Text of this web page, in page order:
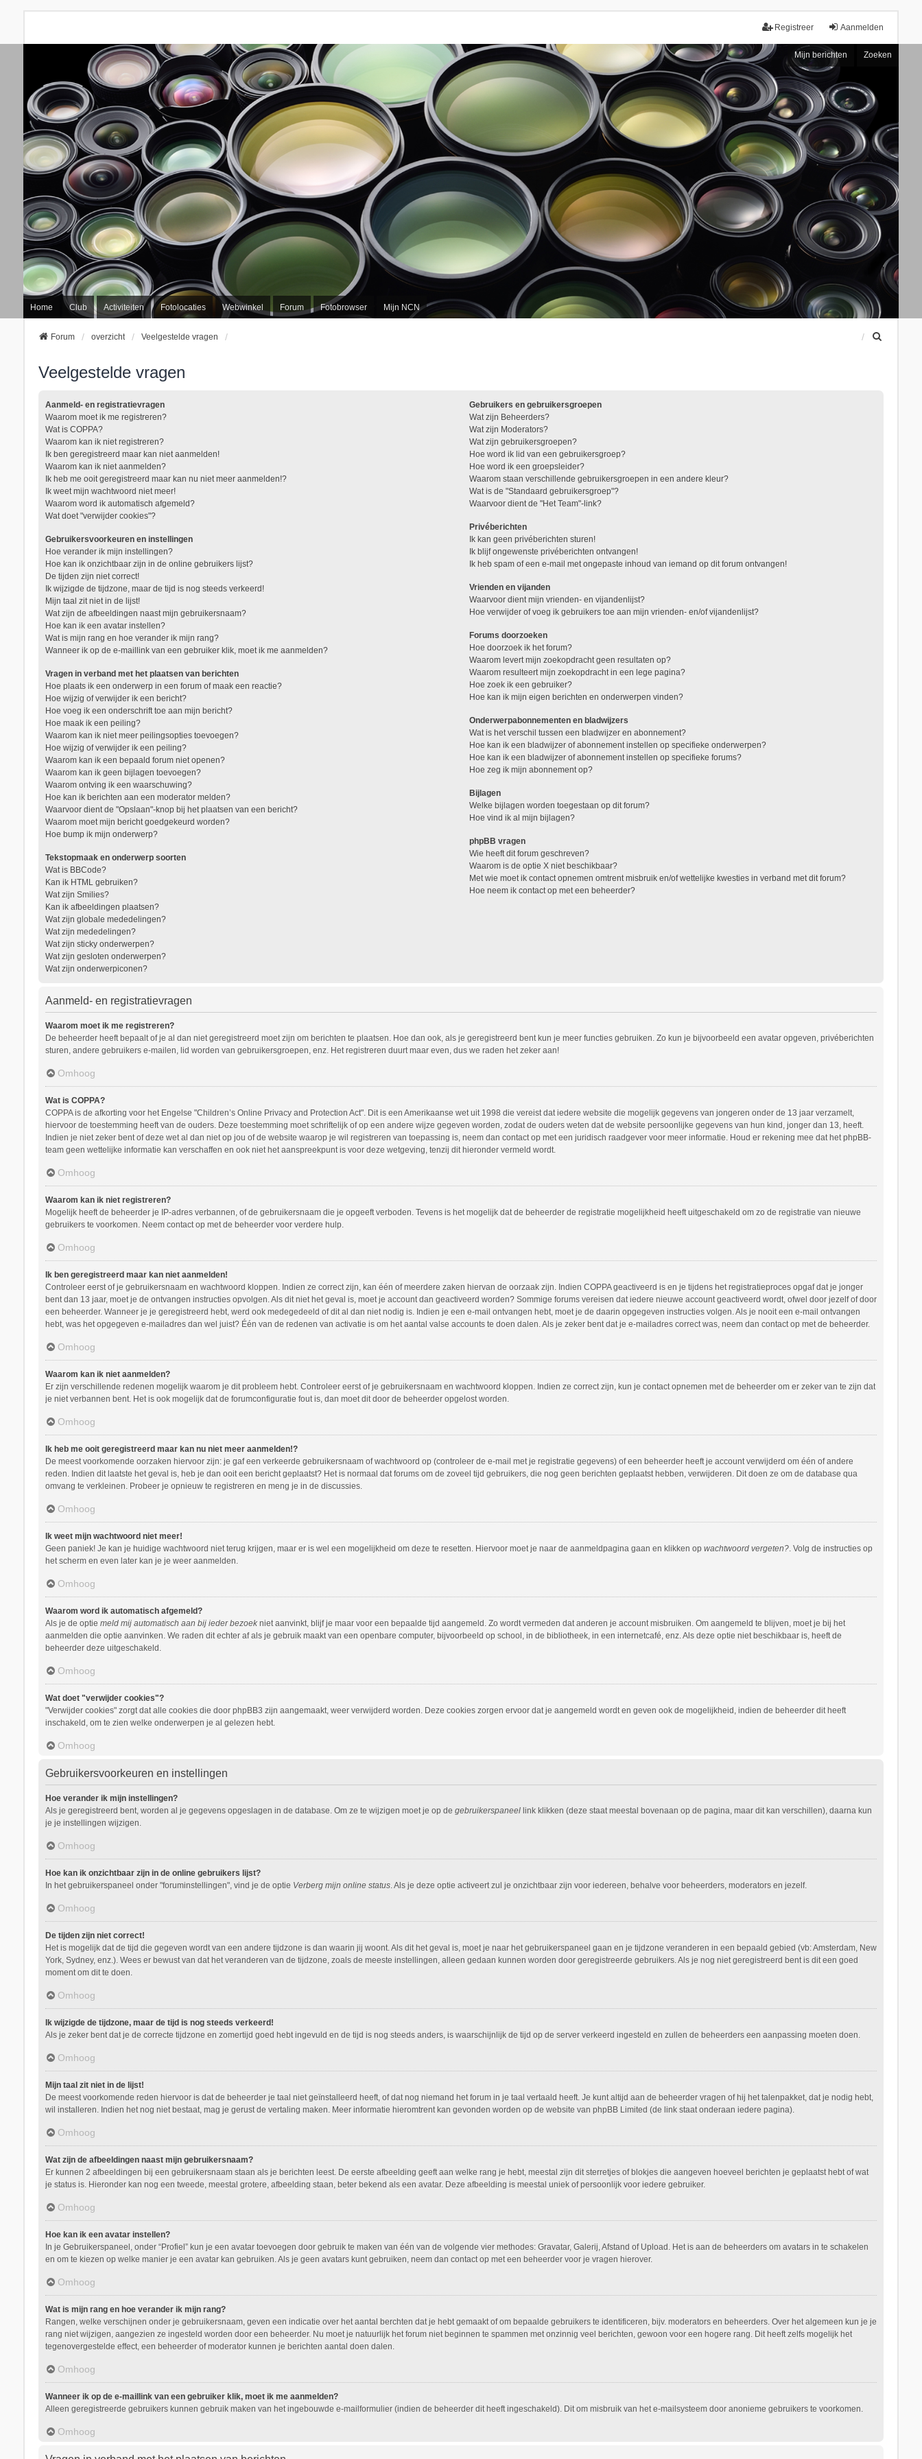
Aanmelden
Registreer
Mijn berichten Zoeken
Home Club Activiteiten Fotolocaties Webwinkel Forum Fotobrowser Mijn NCN
Forum overzicht Veelgestelde vragen
Veelgestelde vragen
Aanmeld- en registratievragen
Waarom moet ik me registreren?
Wat is COPPA?
Waarom kan ik niet registreren?
Ik ben geregistreerd maar kan niet aanmelden!
Waarom kan ik niet aanmelden?
Ik heb me ooit geregistreerd maar kan nu niet meer aanmelden!?
Ik weet mijn wachtwoord niet meer!
Waarom word ik automatisch afgemeld?
Wat doet "verwijder cookies"?
Gebruikersvoorkeuren en instellingen
Hoe verander ik mijn instellingen?
Hoe kan ik onzichtbaar zijn in de online gebruikers lijst?
De tijden zijn niet correct!
Ik wijzigde de tijdzone, maar de tijd is nog steeds verkeerd!
Mijn taal zit niet in de lijst!
Wat zijn de afbeeldingen naast mijn gebruikersnaam?
Hoe kan ik een avatar instellen?
Wat is mijn rang en hoe verander ik mijn rang?
Wanneer ik op de e-maillink van een gebruiker klik, moet ik me aanmelden?
Vragen in verband met het plaatsen van berichten
Hoe plaats ik een onderwerp in een forum of maak een reactie?
Hoe wijzig of verwijder ik een bericht?
Hoe voeg ik een onderschrift toe aan mijn bericht?
Hoe maak ik een peiling?
Waarom kan ik niet meer peilingsopties toevoegen?
Hoe wijzig of verwijder ik een peiling?
Waarom kan ik een bepaald forum niet openen?
Waarom kan ik geen bijlagen toevoegen?
Waarom ontving ik een waarschuwing?
Hoe kan ik berichten aan een moderator melden?
Waarvoor dient de "Opslaan"-knop bij het plaatsen van een bericht?
Waarom moet mijn bericht goedgekeurd worden?
Hoe bump ik mijn onderwerp?
Tekstopmaak en onderwerp soorten
Wat is BBCode?
Kan ik HTML gebruiken?
Wat zijn Smilies?
Kan ik afbeeldingen plaatsen?
Wat zijn globale mededelingen?
Wat zijn mededelingen?
Wat zijn sticky onderwerpen?
Wat zijn gesloten onderwerpen?
Wat zijn onderwerpiconen?
Gebruikers en gebruikersgroepen
Wat zijn Beheerders?
Wat zijn Moderators?
Wat zijn gebruikersgroepen?
Hoe word ik lid van een gebruikersgroep?
Hoe word ik een groepsleider?
Waarom staan verschillende gebruikersgroepen in een andere kleur?
Wat is de "Standaard gebruikersgroep"?
Waarvoor dient de "Het Team"-link?
Privéberichten
Ik kan geen privéberichten sturen!
Ik blijf ongewenste privéberichten ontvangen!
Ik heb spam of een e-mail met ongepaste inhoud van iemand op dit forum ontvangen!
Vrienden en vijanden
Waarvoor dient mijn vrienden- en vijandenlijst?
Hoe verwijder of voeg ik gebruikers toe aan mijn vrienden- en/of vijandenlijst?
Forums doorzoeken
Hoe doorzoek ik het forum?
Waarom levert mijn zoekopdracht geen resultaten op?
Waarom resulteert mijn zoekopdracht in een lege pagina?
Hoe zoek ik een gebruiker?
Hoe kan ik mijn eigen berichten en onderwerpen vinden?
Onderwerpabonnementen en bladwijzers
Wat is het verschil tussen een bladwijzer en abonnement?
Hoe kan ik een bladwijzer of abonnement instellen op specifieke onderwerpen?
Hoe kan ik een bladwijzer of abonnement instellen op specifieke forums?
Hoe zeg ik mijn abonnement op?
Bijlagen
Welke bijlagen worden toegestaan op dit forum?
Hoe vind ik al mijn bijlagen?
phpBB vragen
Wie heeft dit forum geschreven?
Waarom is de optie X niet beschikbaar?
Met wie moet ik contact opnemen omtrent misbruik en/of wettelijke kwesties in verband met dit forum?
Hoe neem ik contact op met een beheerder?
Aanmeld- en registratievragen
Waarom moet ik me registreren?
De beheerder heeft bepaalt of je al dan niet geregistreerd moet zijn om berichten te plaatsen. Hoe dan ook, als je geregistreerd bent kun je meer functies gebruiken. Zo kun je bijvoorbeeld een avatar opgeven, privéberichten
sturen, andere gebruikers e-mailen, lid worden van gebruikersgroepen, enz. Het registreren duurt maar even, dus we raden het zeker aan!
Omhoog
Wat is COPPA?
COPPA is de afkorting voor het Engelse "Children’s Online Privacy and Protection Act". Dit is een Amerikaanse wet uit 1998 die vereist dat iedere website die mogelijk gegevens van jongeren onder de 13 jaar verzamelt,
hiervoor de toestemming heeft van de ouders. Deze toestemming moet schriftelijk of op een andere wijze gegeven worden, zodat de ouders weten dat de website persoonlijke gegevens van hun kind, jonger dan 13, heeft.
Indien je niet zeker bent of deze wet al dan niet op jou of de website waarop je wil registreren van toepassing is, neem dan contact op met een juridisch raadgever voor meer informatie. Houd er rekening mee dat het phpBB-
team geen wettelijke informatie kan verschaffen en ook niet het aanspreekpunt is voor deze wetgeving, tenzij dit hieronder vermeld wordt.
Omhoog
Waarom kan ik niet registreren?
Mogelijk heeft de beheerder je IP-adres verbannen, of de gebruikersnaam die je opgeeft verboden. Tevens is het mogelijk dat de beheerder de registratie mogelijkheid heeft uitgeschakeld om zo de registratie van nieuwe
gebruikers te voorkomen. Neem contact op met de beheerder voor verdere hulp.
Omhoog
Ik ben geregistreerd maar kan niet aanmelden!
Controleer eerst of je gebruikersnaam en wachtwoord kloppen. Indien ze correct zijn, kan één of meerdere zaken hiervan de oorzaak zijn. Indien COPPA geactiveerd is en je tijdens het registratieproces opgaf dat je jonger
bent dan 13 jaar, moet je de ontvangen instructies opvolgen. Als dit niet het geval is, moet je account dan geactiveerd worden? Sommige forums vereisen dat iedere nieuwe account geactiveerd wordt, ofwel door jezelf of door
een beheerder. Wanneer je je geregistreerd hebt, werd ook medegedeeld of dit al dan niet nodig is. Indien je een e-mail ontvangen hebt, moet je de daarin opgegeven instructies volgen. Als je nooit een e-mail ontvangen
hebt, was het opgegeven e-mailadres dan wel juist? Één van de redenen van activatie is om het aantal valse accounts te doen dalen. Als je zeker bent dat je e-mailadres correct was, neem dan contact op met de beheerder.
Omhoog
Waarom kan ik niet aanmelden?
Er zijn verschillende redenen mogelijk waarom je dit probleem hebt. Controleer eerst of je gebruikersnaam en wachtwoord kloppen. Indien ze correct zijn, kun je contact opnemen met de beheerder om er zeker van te zijn dat
je niet verbannen bent. Het is ook mogelijk dat de forumconfiguratie fout is, dan moet dit door de beheerder opgelost worden.
Omhoog
Ik heb me ooit geregistreerd maar kan nu niet meer aanmelden!?
De meest voorkomende oorzaken hiervoor zijn: je gaf een verkeerde gebruikersnaam of wachtwoord op (controleer de e-mail met je registratie gegevens) of een beheerder heeft je account verwijderd om één of andere
reden. Indien dit laatste het geval is, heb je dan ooit een bericht geplaatst? Het is normaal dat forums om de zoveel tijd gebruikers, die nog geen berichten geplaatst hebben, verwijderen. Dit doen ze om de database qua
omvang te verkleinen. Probeer je opnieuw te registreren en meng je in de discussies.
Omhoog
Ik weet mijn wachtwoord niet meer!
Geen paniek! Je kan je huidige wachtwoord niet terug krijgen, maar er is wel een mogelijkheid om deze te resetten. Hiervoor moet je naar de aanmeldpagina gaan en klikken op wachtwoord vergeten?. Volg de instructies op
het scherm en even later kan je je weer aanmelden.
Omhoog
Waarom word ik automatisch afgemeld?
Als je de optie meld mij automatisch aan bij ieder bezoekniet aanvinkt, blijf je maar voor een bepaalde tijd aangemeld. Zo wordt vermeden dat anderen je account misbruiken. Om aangemeld te blijven, moet je bij het
aanmelden die optie aanvinken. We raden dit echter af als je gebruik maakt van een openbare computer, bijvoorbeeld op school, in de bibliotheek, in een internetcafé, enz. Als deze optie niet beschikbaar is, heeft de
beheerder deze uitgeschakeld.
Omhoog
Wat doet "verwijder cookies"?
"Verwijder cookies" zorgt dat alle cookies die door phpBB3 zijn aangemaakt, weer verwijderd worden. Deze cookies zorgen ervoor dat je aangemeld wordt en geven ook de mogelijkheid, indien de beheerder dit heeft
inschakeld, om te zien welke onderwerpen je al gelezen hebt.
Omhoog
Gebruikersvoorkeuren en instellingen
Hoe verander ik mijn instellingen?
Als je geregistreerd bent, worden al je gegevens opgeslagen in de database. Om ze te wijzigen moet je op de gebruikerspaneellink klikken (deze staat meestal bovenaan op de pagina, maar dit kan verschillen), daarna kun
je je instellingen wijzigen.
Omhoog
Hoe kan ik onzichtbaar zijn in de online gebruikers lijst?
In het gebruikerspaneel onder "foruminstellingen", vind je de optie Verberg mijn online status. Als je deze optie activeert zul je onzichtbaar zijn voor iedereen, behalve voor beheerders, moderators en jezelf.
Omhoog
De tijden zijn niet correct!
Het is mogelijk dat de tijd die gegeven wordt van een andere tijdzone is dan waarin jij woont. Als dit het geval is, moet je naar het gebruikerspaneel gaan en je tijdzone veranderen in een bepaald gebied (vb: Amsterdam, New
York, Sydney, enz.). Wees er bewust van dat het veranderen van de tijdzone, zoals de meeste instellingen, alleen gedaan kunnen worden door geregistreerde gebruikers. Als je nog niet geregistreerd bent is dit een goed
moment om dit te doen.
Omhoog
Ik wijzigde de tijdzone, maar de tijd is nog steeds verkeerd!
Als je zeker bent dat je de correcte tijdzone en zomertijd goed hebt ingevuld en de tijd is nog steeds anders, is waarschijnlijk de tijd op de server verkeerd ingesteld en zullen de beheerders een aanpassing moeten doen.
Omhoog
Mijn taal zit niet in de lijst!
De meest voorkomende reden hiervoor is dat de beheerder je taal niet geïnstalleerd heeft, of dat nog niemand het forum in je taal vertaald heeft. Je kunt altijd aan de beheerder vragen of hij het talenpakket, dat je nodig hebt,
wil installeren. Indien het nog niet bestaat, mag je gerust de vertaling maken. Meer informatie hieromtrent kan gevonden worden op de website van phpBB Limited (de link staat onderaan iedere pagina).
Omhoog
Wat zijn de afbeeldingen naast mijn gebruikersnaam?
Er kunnen 2 afbeeldingen bij een gebruikersnaam staan als je berichten leest. De eerste afbeelding geeft aan welke rang je hebt, meestal zijn dit sterretjes of blokjes die aangeven hoeveel berichten je geplaatst hebt of wat
je status is. Hieronder kan nog een tweede, meestal grotere, afbeelding staan, beter bekend als een avatar. Deze afbeelding is meestal uniek of persoonlijk voor iedere gebruiker.
Omhoog
Hoe kan ik een avatar instellen?
In je Gebruikerspaneel, onder “Profiel” kun je een avatar toevoegen door gebruik te maken van één van de volgende vier methodes: Gravatar, Galerij, Afstand of Upload. Het is aan de beheerders om avatars in te schakelen
en om te kiezen op welke manier je een avatar kan gebruiken. Als je geen avatars kunt gebruiken, neem dan contact op met een beheerder voor je vragen hierover.
Omhoog
Wat is mijn rang en hoe verander ik mijn rang?
Rangen, welke verschijnen onder je gebruikersnaam, geven een indicatie over het aantal berchten dat je hebt gemaakt of om bepaalde gebruikers te identificeren, bijv. moderators en beheerders. Over het algemeen kun je je
rang niet wijzigen, aangezien ze ingesteld worden door een beheerder. Nu moet je natuurlijk het forum niet beginnen te spammen met onzinnig veel berichten, gewoon voor een hogere rang. Dit heeft zelfs mogelijk het
tegenovergestelde effect, een beheerder of moderator kunnen je berichten aantal doen dalen.
Omhoog
Wanneer ik op de e-maillink van een gebruiker klik, moet ik me aanmelden?
Alleen geregistreerde gebruikers kunnen gebruik maken van het ingebouwde e-mailformulier (indien de beheerder dit heeft ingeschakeld). Dit om misbruik van het e-mailsysteem door anonieme gebruikers te voorkomen.
Omhoog